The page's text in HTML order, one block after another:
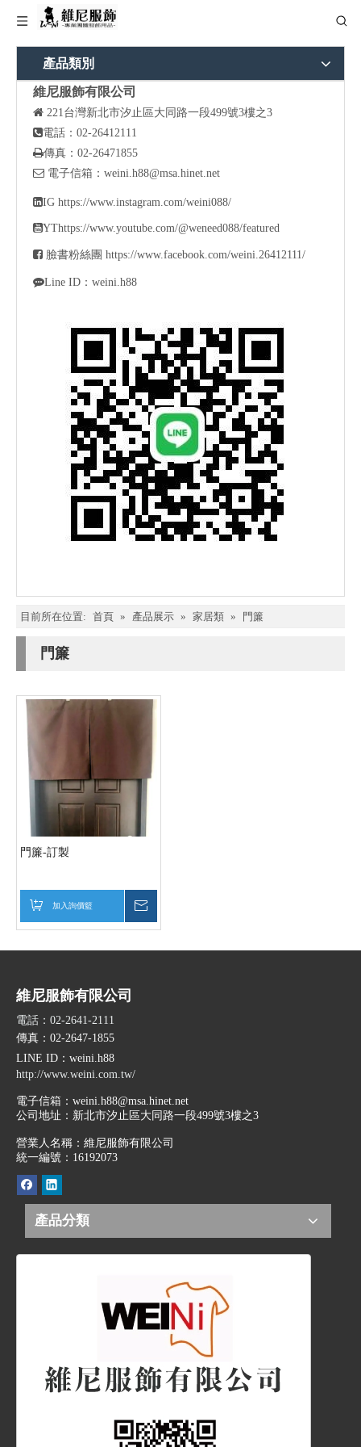
產品類別
維尼服飾有限公司
 221台灣新北市汐止區大同路一段499號3樓之3
電話：02-26412111
傳真：02-26471855
 電子信箱： weini.h88@msa.hinet.net
IG https://www.instagram.com/weini088/
YThttps://www.youtube.com/@weneed088/featured
 臉書粉絲團 https://www.facebook.com/weini.26412111/
Line ID：weini.h88
目前所在位置: 首頁 » 產品展示 » 家居類 » 門簾
門簾
門簾-訂製
加入詢價籃
維尼服飾有限公司
電話：02-2641-2111
傳真：02-2647-1855
LINE ID ：weini.h88
http://www.weini.com.tw/
電子信箱： weini.h88@msa.hinet.net
公司地址： 新北市汐止區大同路一段499號3樓之3
營業人名稱：維尼服飾有限公司
統一編號：16192073
產品分類